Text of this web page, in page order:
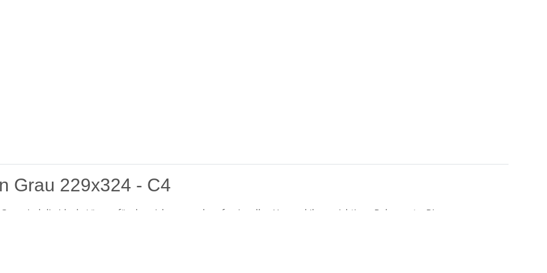
Grau 229x324 - C4
sind die ideale Lösung für den sicheren und professionellen Versand Ihrer wichtigen Dokumente. Diese
ausreichend Platz für DIN A4-Dokumente, ohne dass diese gefaltet werden müssen. Egal, ob Sie Geschäftsbriefe,
möchten, mit diesen Versandtaschen sind Ihre Dokumente optimal geschützt.